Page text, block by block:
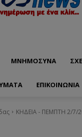
ΜΝΗΜΟΣΥΝΑ
ΕΠΙΚΟΙΝΩΝΊΑ
ΚΗΔΕΙΑ - ΠΕΜΠΤΗ 2/7/